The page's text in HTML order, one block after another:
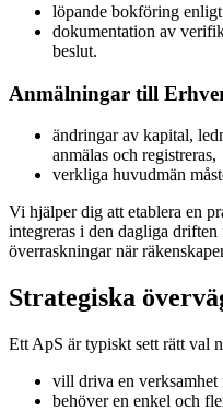
löpande bokföring
dokumentation av
beslut.
Anmälningar till
ändringar av kapital,
anmälas och registreras,
verkliga huvudmän
Vi hjälper dig att etablera en
integreras i den dagliga
överraskningar när
Strategiska
Ett ApS är typiskt sett rätt val
vill driva en verksamhet
behöver en enkel och